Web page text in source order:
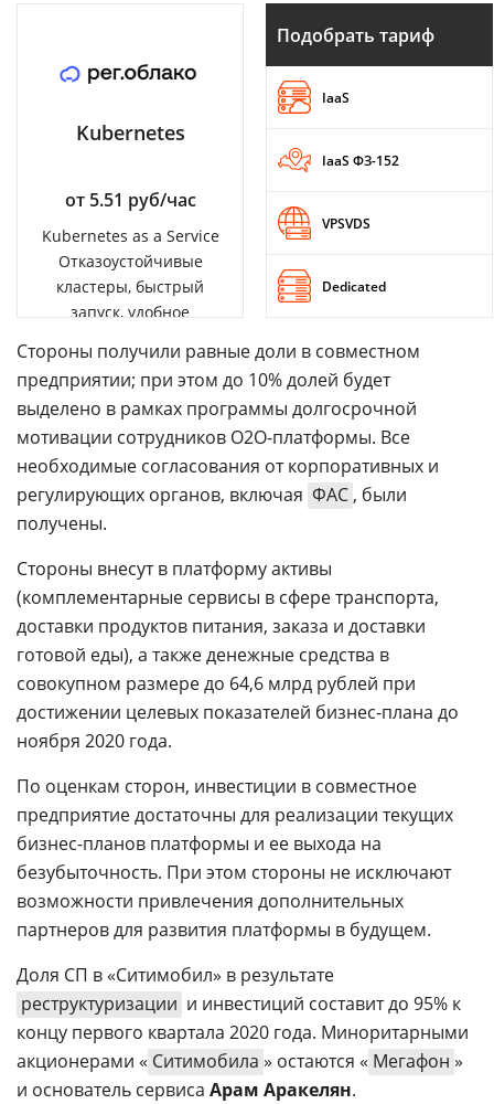
Kubernetes
от 5.51 руб/час
Kubernetes as a Service
Отказоустойчивые
кластеры, быстрый
запуск, удобное
Подобрать тариф
IaaS
IaaS ФЗ-152
VPSVDS
Dedicated
Стороны получили равные доли в совместном
предприятии; при этом до 10% долей будет
выделено в рамках программы долгосрочной
мотивации сотрудников О2О-платформы. Все
необходимые согласования от корпоративных и
регулирующих органов, включая ФАС , были
получены.
Стороны внесут в платформу активы
(комплементарные сервисы в сфере транспорта,
доставки продуктов питания, заказа и доставки
готовой еды), а также денежные средства в
совокупном размере до 64,6 млрд рублей при
достижении целевых показателей бизнес-плана до
ноября 2020 года.
По оценкам сторон, инвестиции в совместное
предприятие достаточны для реализации текущих
бизнес-планов платформы и ее выхода на
безубыточность. При этом стороны не исключают
возможности привлечения дополнительных
партнеров для развития платформы в будущем.
Доля СП в «Ситимобил» в результате
реструктуризации и инвестиций составит до 95% к
концу первого квартала 2020 года. Миноритарными
акционерами « Ситимобила » остаются « Мегафон »
и основатель сервиса Арам Аракелян.